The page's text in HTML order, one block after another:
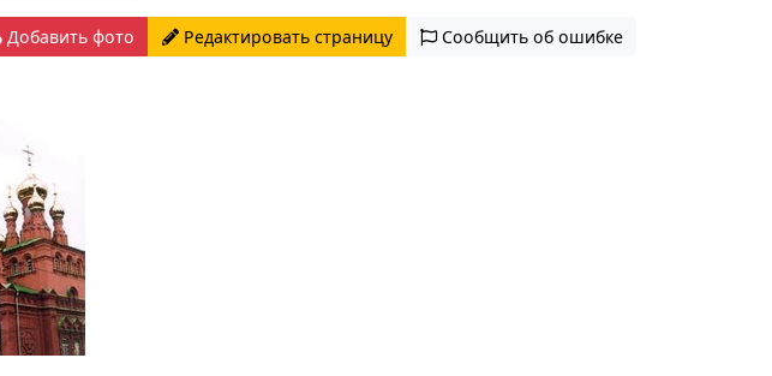
Добавить фото Редактировать страницу Сообщить об ошибке